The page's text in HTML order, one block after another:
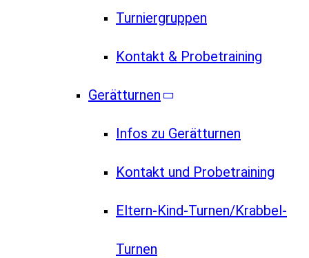
Turniergruppen
Kontakt & Probetraining
Gerätturnen
Infos zu Gerätturnen
Kontakt und Probetraining
Eltern-Kind-Turnen/Krabbel-
Turnen